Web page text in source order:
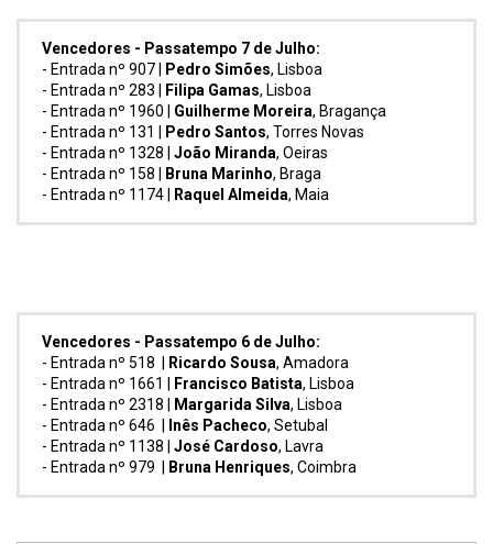
Vencedores - Passatempo 7 de Julho:
- Entrada nº 907 | Pedro Simões, Lisboa
- Entrada nº 283 | Filipa Gamas, Lisboa
- Entrada nº 1960 | Guilherme Moreira, Bragança
- Entrada nº 131 | Pedro Santos, Torres Novas
- Entrada nº 1328 | João Miranda, Oeiras
- Entrada nº 158 | Bruna Marinho, Braga
- Entrada nº 1174 | Raquel Almeida, Maia
Vencedores - Passatempo 6 de Julho:
- Entrada nº 518 | Ricardo Sousa, Amadora
- Entrada nº 1661 | Francisco Batista, Lisboa
- Entrada nº 2318 | Margarida Silva, Lisboa
- Entrada nº 646 | Inês Pacheco, Setubal
- Entrada nº 1138 | José Cardoso, Lavra
- Entrada nº 979 | Bruna Henriques, Coimbra